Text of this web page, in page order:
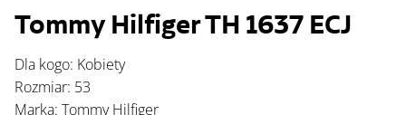
Tommy Hilfiger TH 1637 ECJ
Dla kogo: Kobiety
Rozmiar: 53
Marka: Tommy Hilfiger